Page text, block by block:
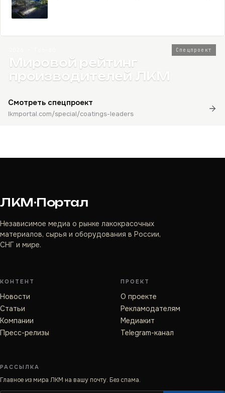
Спецпроект
Мировой рейтинг
производителей ЛКМ
Смотреть спецпроект
lkmportal.com/special/coatings-leaders
ЛКМ·Портал
Независимое медиа о рынке лакокрасочных
материалов, сырья и оборудования в России,
СНГ и мире.
КОНТЕНТ
Новости
Статьи
Компании
Пресс-релизы
ПРОЕКТ
О проекте
Рекламодателям
Медиакит
Telegram-канал
РАССЫЛКА
Главное из мира ЛКМ на вашу почту. Без спама.